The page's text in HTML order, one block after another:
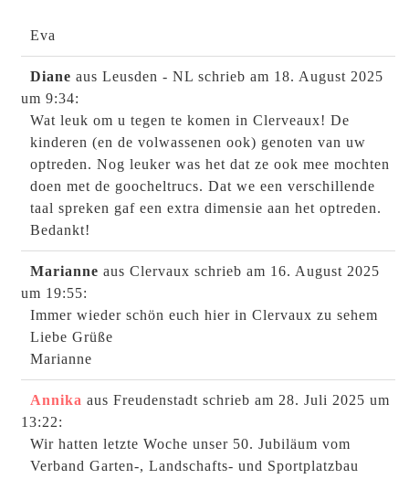
Eva
Diane aus Leusden - NL schrieb am 18. August 2025
um 9:34:
Wat leuk om u tegen te komen in Clerveaux! De
kinderen (en de volwassenen ook) genoten van uw
optreden. Nog leuker was het dat ze ook mee mochten
doen met de goocheltrucs. Dat we een verschillende
taal spreken gaf een extra dimensie aan het optreden.
Bedankt!
Marianne aus Clervaux schrieb am 16. August 2025
um 19:55:
Immer wieder schön euch hier in Clervaux zu sehem
Liebe Grüße
Marianne
Annika aus Freudenstadt schrieb am 28. Juli 2025 um
13:22:
Wir hatten letzte Woche unser 50. Jubiläum vom
Verband Garten-, Landschafts- und Sportplatzbau